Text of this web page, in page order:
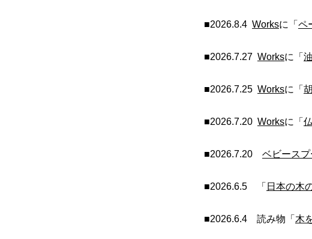
■2026.8.4 Worksに「 ペ
■2026.7.27 Worksに「
■2026.7.25 Worksに「
■2026.7.20 Worksに「
■2026.7.20 ベビースプ
■2026.6.5 「 日本の木
■2026.6.4 読み物 「 木